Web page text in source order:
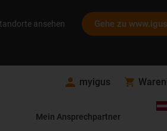
ansehen Gehe zu
myigus
Mein Ansprechpartner